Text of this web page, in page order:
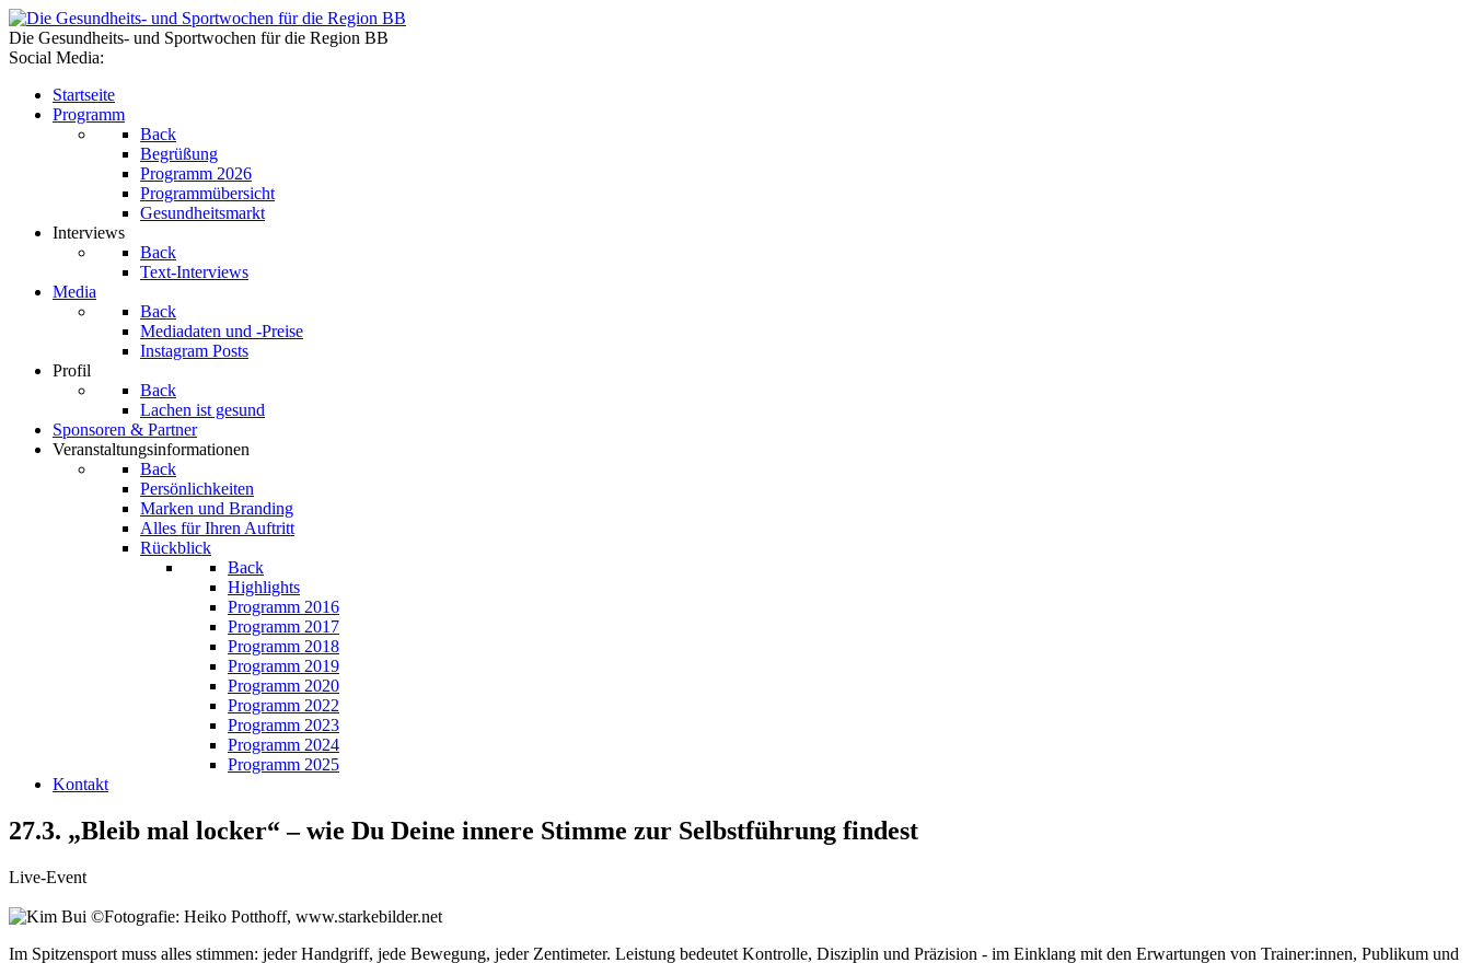
Die Gesundheits- und Sportwochen für die Region BB
Social Media:
Startseite
Programm
Back
Begrüßung
Programm 2026
Programmübersicht
Gesundheitsmarkt
Interviews
Back
Text-Interviews
Media
Back
Mediadaten und -Preise
Instagram Posts
Profil
Back
Lachen ist gesund
Sponsoren & Partner
Veranstaltungsinformationen
Back
Persönlichkeiten
Marken und Branding
Alles für Ihren Auftritt
Rückblick
Back
Highlights
Programm 2016
Programm 2017
Programm 2018
Programm 2019
Programm 2020
Programm 2022
Programm 2023
Programm 2024
Programm 2025
Kontakt
27.3. „Bleib mal locker“ – wie Du Deine innere Stimme zur Selbstführung findest
Live-Event
Im Spitzensport muss alles stimmen: jeder Handgriff, jede Bewegung, jeder Zentimeter. Leistung bedeutet Kontrolle, Disziplin und Präzision - im Einklang mit den Erwartungen von Trainer:innen, Publikum und